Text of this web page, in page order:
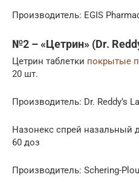
Производитель: EGIS
№2 – «Цетрин» (Dr.
Цетрин таблетки покрытые
20 шт.
Производитель: Dr. Reddy’s
Назонекс спрей назальный
60 доз
Производитель: Schering-